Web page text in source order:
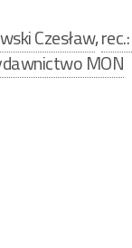
Czesław,
MON